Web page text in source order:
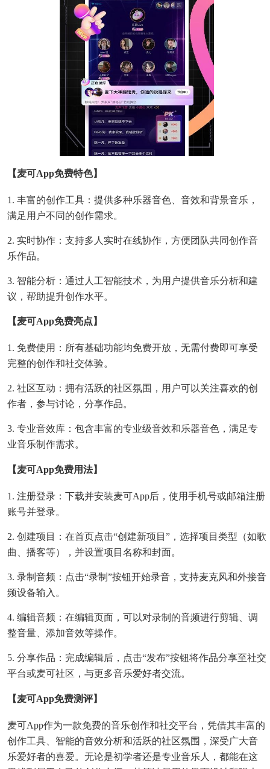
【麦可app免费特色】
1. 丰富的创作工具：提供多种乐器音色、音效和背景音乐，
满足用户不同的创作需求。
2. 实时协作：支持多人实时在线协作，方便团队共同创作音
乐作品。
3. 智能分析：通过人工智能技术，为用户提供音乐分析和建
议，帮助提升创作水平。
【麦可app免费亮点】
1. 免费使用：所有基础功能均免费开放，无需付费即可享受
完整的创作和社交体验。
2. 社区互动：拥有活跃的社区氛围，用户可以关注喜欢的创
作者，参与讨论，分享作品。
3. 专业音效库：包含丰富的专业级音效和乐器音色，满足专
业音乐制作需求。
【麦可app免费用法】
1. 注册登录：下载并安装麦可app后，使用手机号或邮箱注册
账号并登录。
2. 创建项目：在首页点击“创建新项目”，选择项目类型（如歌
曲、播客等），并设置项目名称和封面。
3. 录制音频：点击“录制”按钮开始录音，支持麦克风和外接音
频设备输入。
4. 编辑音频：在编辑页面，可以对录制的音频进行剪辑、调
整音量、添加音效等操作。
5. 分享作品：完成编辑后，点击“发布”按钮将作品分享至社交
平台或麦可社区，与更多音乐爱好者交流。
【麦可app免费测评】
麦可app作为一款免费的音乐创作和社交平台，凭借其丰富的
创作工具、智能的音效分析和活跃的社区氛围，深受广大音
乐爱好者的喜爱。无论是初学者还是专业音乐人，都能在这